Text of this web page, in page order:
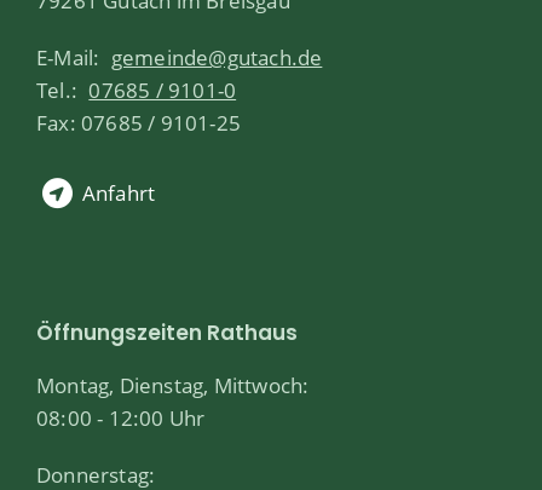
E-Mail: gemeinde@gutach.de
Tel.: 07685 / 9101-0
Fax: 07685 / 9101-25
Anfahrt
Öffnungszeiten Rathaus
Montag, Dienstag, Mittwoch:
08:00 - 12:00 Uhr
Donnerstag: